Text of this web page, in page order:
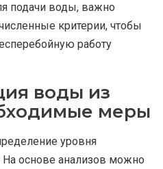
подачи воды, важно
критерии, чтобы
работу
воды из
меры
уровня
На основе анализов можно